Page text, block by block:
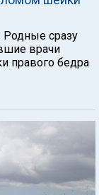
Родные сразу
врачи
правого бедра